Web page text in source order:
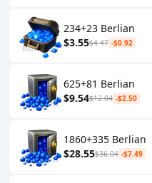
234+23 Berlian
$3.55$4.47 -$0.92
625+81 Berlian
$9.54$12.04 -$2.50
1860+335 Berlian
$28.55$36.04 -$7.49